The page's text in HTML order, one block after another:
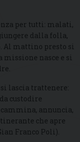
per tutti: malati,
dalla folla,
Al mattino presto si
missione nasce e si
si lascia trattenere:
custodire
annuncia,
che apre
Franco Poli).